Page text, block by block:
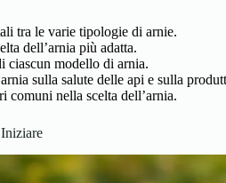
tra le varie tipologie di arnie.
dell’arnia più adatta.
ciascun modello di arnia.
sulla salute delle api e sulla
nella scelta dell’arnia.